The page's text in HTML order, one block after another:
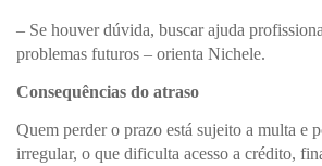
– Se houver dúvida, buscar ajuda
problemas futuros – orienta Nichele.
Consequências do atraso
Quem perder o prazo está sujeito a multa e
irregular, o que dificulta acesso a crédito,